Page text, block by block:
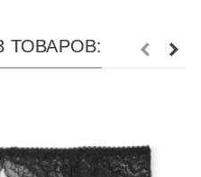
ТОВАРОВ: